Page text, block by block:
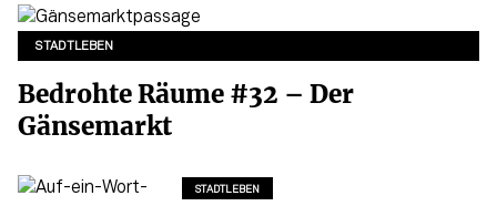
STADTLEBEN
Bedrohte Räume #32 – Der
Gänsemarkt
STADTLEBEN